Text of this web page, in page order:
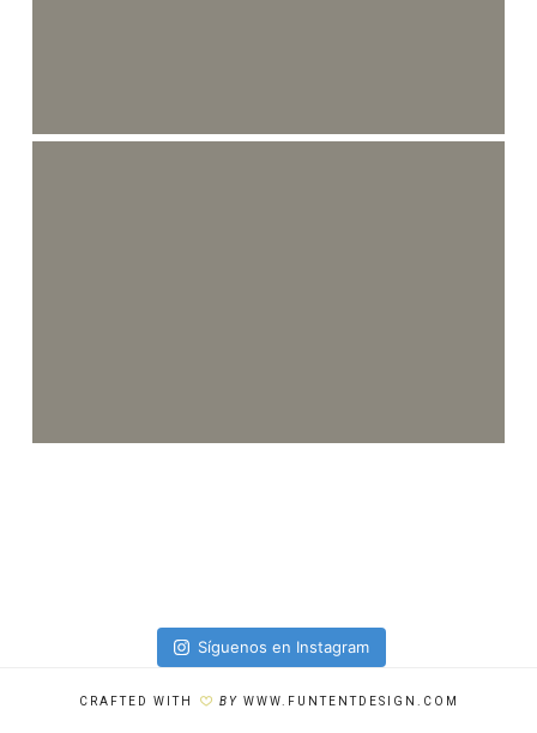
Síguenos en Instagram
CRAFTED WITH BY WWW.FUNTENTDESIGN.COM